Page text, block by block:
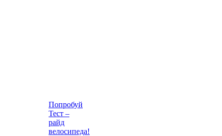
Попробуй
Тест –
райд
велосипеда!